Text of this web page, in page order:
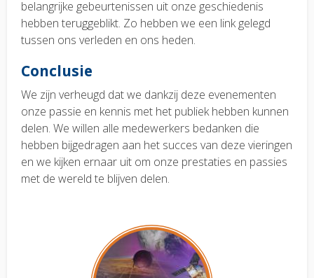
belangrijke gebeurtenissen uit onze geschiedenis
hebben teruggeblikt. Zo hebben we een link gelegd
tussen ons verleden en ons heden.
Conclusie
We zijn verheugd dat we dankzij deze evenementen
onze passie en kennis met het publiek hebben kunnen
delen. We willen alle medewerkers bedanken die
hebben bijgedragen aan het succes van deze vieringen
en we kijken ernaar uit om onze prestaties en passies
met de wereld te blijven delen.